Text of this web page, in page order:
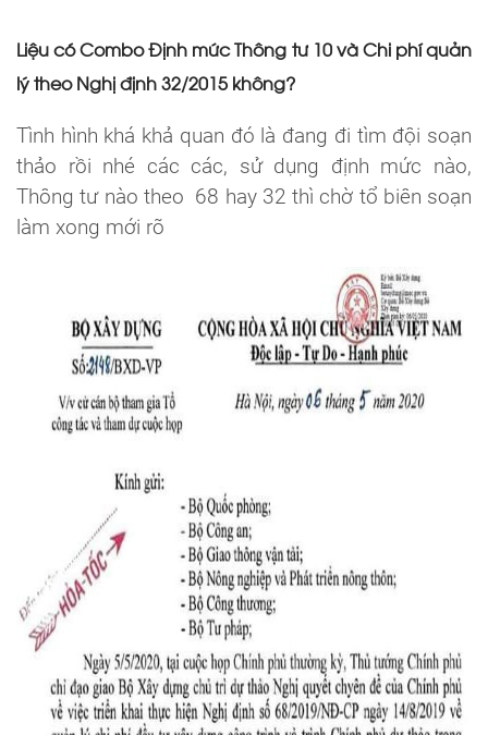
Liệu có Combo Định mức Thông tư 10 và Chi phí quản
lý theo Nghị định 32/2015 không?
Tình hình khá khả quan đó là đang đi tìm đội soạn
thảo rồi nhé các các, sử dụng định mức nào,
Thông tư nào theo 68 hay 32 thì chờ tổ biên soạn
làm xong mới rõ